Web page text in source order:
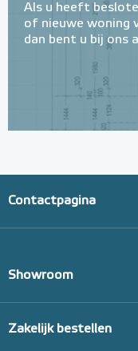
Als u heeft
of nieuwe woning
dan bent u bij ons
Contactpagina
Showroom
Zakelijk bestellen